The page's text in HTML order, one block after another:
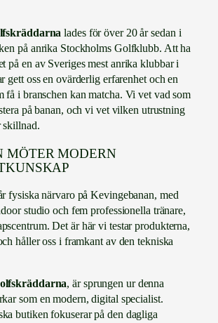
lades för över 20 år sedan i
på anrika Stockholms Golfklubb. Att ha
på en av Sveriges mest anrika klubbar i
gett oss en ovärderlig erfarenhet och en
få i branschen kan matcha. Vi vet vad som
på banan, och vi vet vilken utrustning
skillnad.
MÖTER MODERN
fysiska närvaro på Kevingebanan, med
studio och fem professionella tränare,
Det är här vi testar produkterna,
håller oss i framkant av den tekniska
, är sprungen ur denna
som en modern, digital specialist.
butiken fokuserar på den dagliga